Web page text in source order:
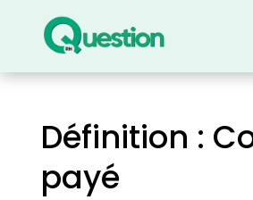
Définition :
payé